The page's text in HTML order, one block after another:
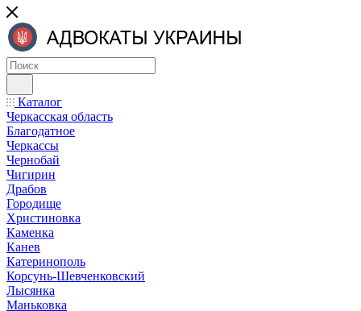
Каталог
Черкасская область
Благодатное
Черкассы
Чернобай
Чигирин
Драбов
Городище
Христиновка
Каменка
Канев
Катеринополь
Корсунь-Шевченковский
Лысянка
Маньковка